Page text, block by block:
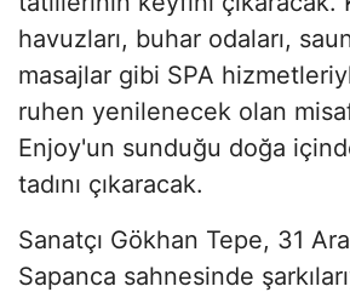
havuzları, buhar odaları,
masajlar gibi SPA
ruhen yenilenecek olan
Enjoy'un sunduğu doğa
tadını çıkaracak.
Sanatçı Gökhan Tepe, 31
Sapanca sahnesinde